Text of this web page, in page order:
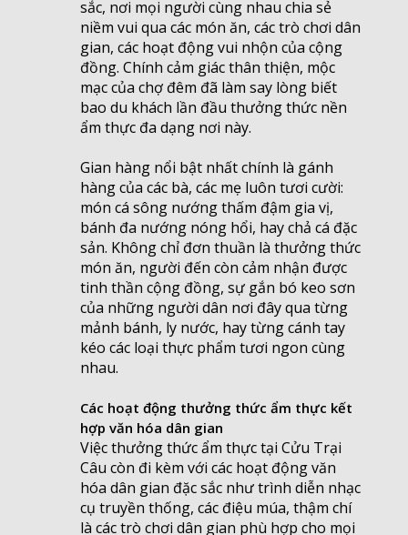
sắc, nơi mọi người cùng nhau chia sẻ
niềm vui qua các món ăn, các trò chơi dân
gian, các hoạt động vui nhộn của cộng
đồng. Chính cảm giác thân thiện, mộc
mạc của chợ đêm đã làm say lòng biết
bao du khách lần đầu thưởng thức nền
ẩm thực đa dạng nơi này.
Gian hàng nổi bật nhất chính là gánh
hàng của các bà, các mẹ luôn tươi cười:
món cá sông nướng thấm đậm gia vị,
bánh đa nướng nóng hổi, hay chả cá đặc
sản. Không chỉ đơn thuần là thưởng thức
món ăn, người đến còn cảm nhận được
tinh thần cộng đồng, sự gắn bó keo sơn
của những người dân nơi đây qua từng
mảnh bánh, ly nước, hay từng cánh tay
kéo các loại thực phẩm tươi ngon cùng
nhau.
Các hoạt động thưởng thức ẩm thực kết
hợp văn hóa dân gian
Việc thưởng thức ẩm thực tại Cửu Trại
Câu còn đi kèm với các hoạt động văn
hóa dân gian đặc sắc như trình diễn nhạc
cụ truyền thống, các điệu múa, thậm chí
là các trò chơi dân gian phù hợp cho mọi